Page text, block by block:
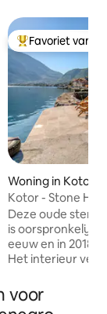
beoordeling van
Topfavoriet van
Favoriet van
Woning in Kotor
Kotor - Stone
Deze oude
is oorspronkelijk
eeuw en in 2018
Het interieur
combinatie met
Gelegen in een
voor